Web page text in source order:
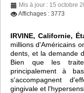
Mis à jour : 15 octobre
Affichages : 3773
IRVINE, Californie,
millions d'Américains
dents, et la demande
Bien que les
principalement à
s'accompagnent
gingivale et